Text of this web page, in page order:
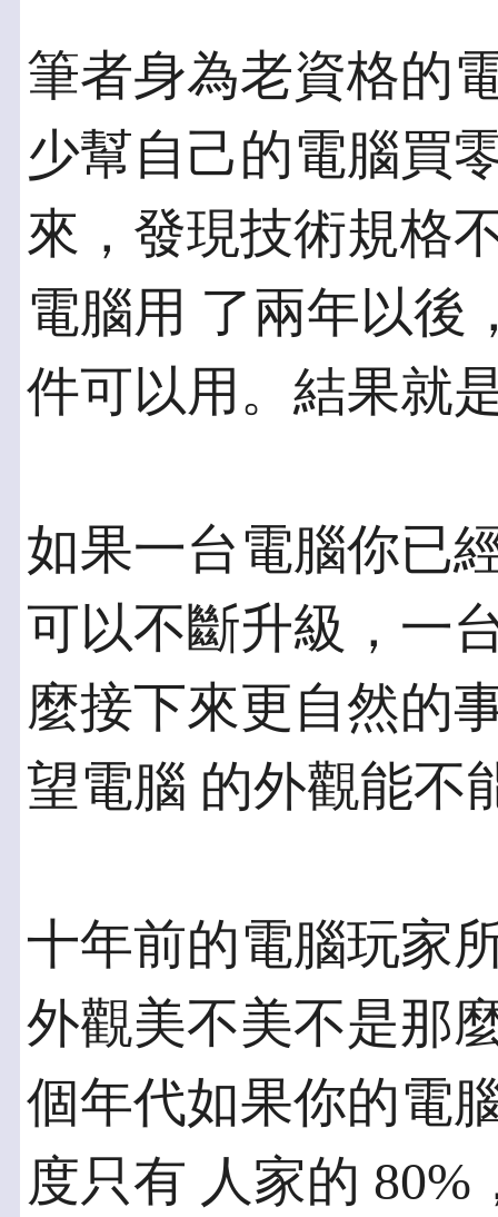
筆者身為老資格的
少幫自己的電腦買
來，發現技術規格
電腦用 了兩年以後
件可以用。結果就
如果一台電腦你已
可以不斷升級，一
麼接下來更自然的
望電腦 的外觀能不
十年前的電腦玩家
外觀美不美不是那
個年代如果你的電
度只有 人家的